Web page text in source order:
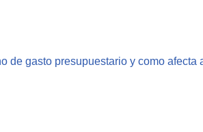
de gasto presupuestario y como afecta